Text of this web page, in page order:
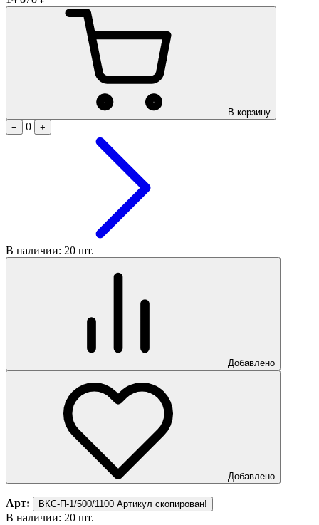
В корзину
−
0 +
В наличии: 20 шт.
Добавлено
Добавлено
Арт: ВКС-П-1/500/1100 Артикул скопирован!
В наличии: 20 шт.